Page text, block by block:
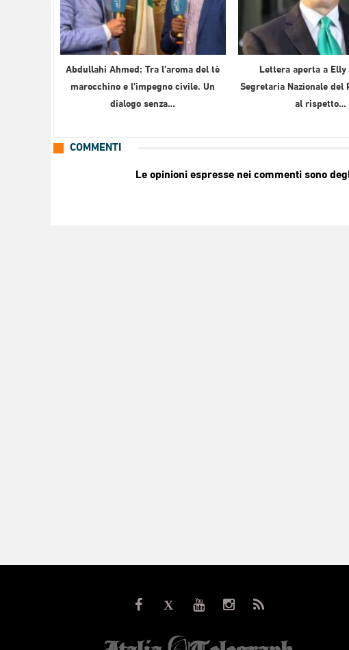
Abdullahi Ahmed: Tra l’aroma del tè
marocchino e l’impegno civile. Un
dialogo senza…
Lettera aperta a Elly
Segretaria Nazionale del
al rispetto…
COMMENTI
Le opinioni espresse nei commenti sono